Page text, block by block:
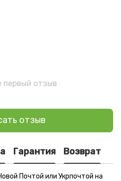
первый отзыв
отзыв
Гарантия Возврат
Почтой или Укрпочтой на